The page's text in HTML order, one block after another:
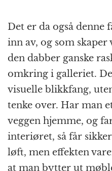
Det er da også denne
inn av, og som skaper
den dabber ganske
omkring i galleriet.
visuelle blikkfang,
tenke over. Har man
veggen hjemme, og
interiøret, så får
løft, men effekten
at man bytter ut